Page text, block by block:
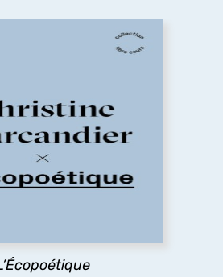
1983 : Comment s’en sortir ?
critique et narrative tente de
insoluble du dérèglement
faire (le
habiter autrement le monde
apparence sans issue ?